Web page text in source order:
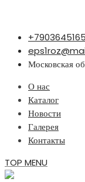
Перейти
содержимому
Московская
О нас
Каталог
Новости
Галерея
Контакты
TOP MENU